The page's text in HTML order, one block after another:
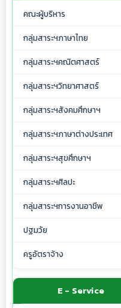
คณะผู้บริหาร
กลุ่มสาระฯภาษาไทย
กลุ่มสาระฯคณิตศาสตร์
กลุ่มสาระฯวิทยาศาสตร์
กลุ่มสาระฯสังคมศึกษาฯ
กลุ่มสาระฯภาษาต่างประเทศ
กลุ่มสาระฯสุขศึกษาฯ
กลุ่มสาระฯศิลปะ
กลุ่มสาระฯการงานอาชีพ
ปฐมวัย
ครูอัตราจ้าง
E - Service